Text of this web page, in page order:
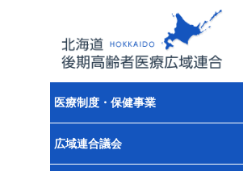
医療制度・保健事業
広域連合議会